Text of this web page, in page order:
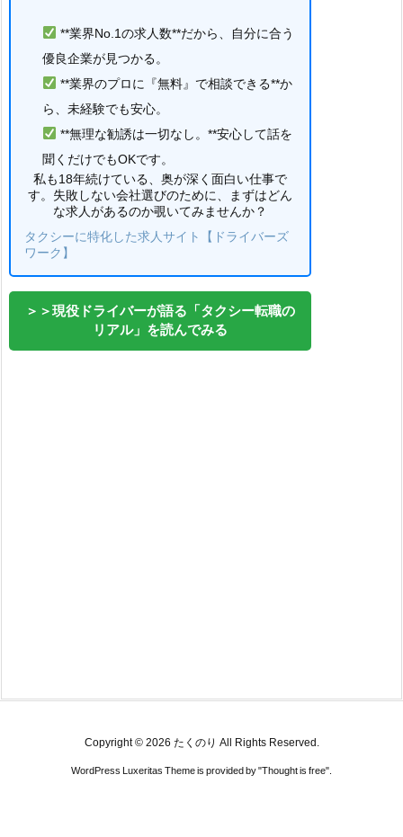
**業界No.1の求人数**だから、自分に合う
優良企業が見つかる。
**業界のプロに『無料』で相談できる**か
ら、未経験でも安心。
**無理な勧誘は一切なし。**安心して話を
聞くだけでもOKです。
私も18年続けている、奥が深く面白い仕事で
す。失敗しない会社選びのために、まずはどん
な求人があるのか覗いてみませんか？
タクシーに特化した求人サイト【ドライバーズ
ワーク】
＞＞現役ドライバーが語る「タクシー転職の
リアル」を読んでみる
Copyright © 2026 たくのり All Rights Reserved.
WordPress Luxeritas Theme is provided by "Thought is free".